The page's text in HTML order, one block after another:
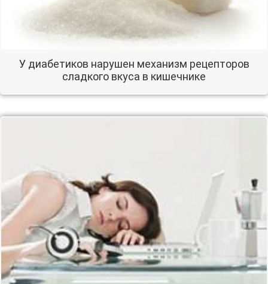
У диабетиков нарушен механизм рецепторов
сладкого вкуса в кишечнике